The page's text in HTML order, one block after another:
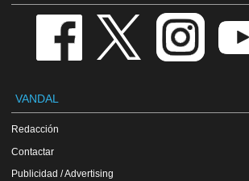
VANDAL
Redacción
Contactar
Publicidad / Advertising